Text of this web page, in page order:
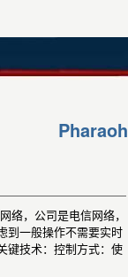
Pharaoh
，公司是电信网络，
到一般操作不需要实时
键技术：控制方式：使